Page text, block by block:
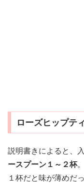
ローズヒップテ
説明書きによると、
ースプーン１～２杯。
１杯だと味が薄めだ